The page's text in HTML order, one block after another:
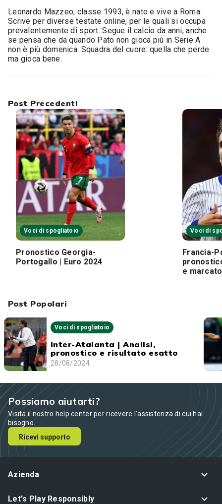
Leonardo Mazzeo, classe 1993, è nato e vive a Roma.
Scrive per diverse testate online, per le quali si occupa
prevalentemente di sport. Segue il calcio da anni, anche
se pensa che da quando Pato non gioca più in Serie A
non è più domenica. Squadra del cuore: quella che perde
ma gioca bene.
Post Popolari
Voci di spogliatoio
Inter-Atalanta | Analisi,
pronostico e risultato esatto
28/08/2024
Post Precedenti
Voci di spogliatoio
Pronostico Georgia-
Portogallo | Euro 2024
Voci di
Francia-
e
Possiamo aiutarti?
Visita il nostro help center per ricevere l’assistenza di cui hai
bisogno.
Ricevi supporto
Azienda
Let's Play Responsibly